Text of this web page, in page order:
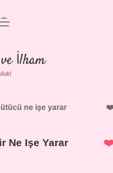
Uyarı
İlham
ne işe yarar
Ne Işe Yarar